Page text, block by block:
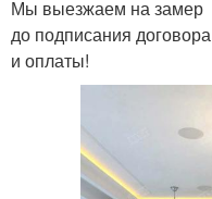
Мы выезжаем на замер
до подписания договора
и оплаты!